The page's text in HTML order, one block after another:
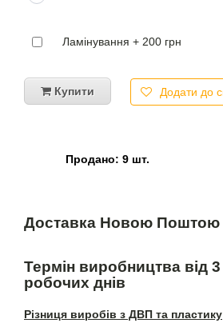
Ламінування + 200 грн
Купити Додати до
Продано: 9 шт.
Доставка Новою Поштою
Термін виробництва від
робочих днів
Різниця виробів з ДВП та пластику